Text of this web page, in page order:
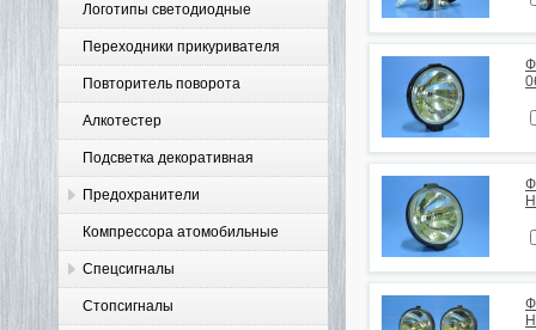
Логотипы светодиодные
Переходники прикуривателя
Повторитель поворота
Алкотестер
Подсветка декоративная
Предохранители
Компрессора атомобильные
Спецсигналы
Стопсигналы